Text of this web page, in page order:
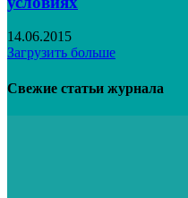
14.06.2015
Загрузить больше
Свежие статьи журнала